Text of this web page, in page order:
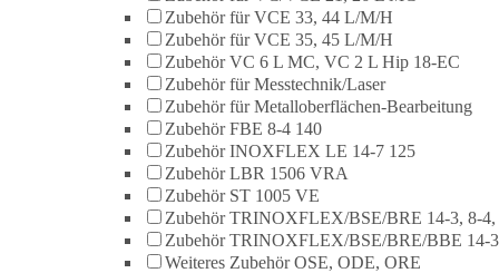
Zubehör für VCE 33, 44 L/M/H
Zubehör für VCE 35, 45 L/M/H
Zubehör VC 6 L MC, VC 2 L Hip 18-EC
Zubehör für Messtechnik/Laser
Zubehör für Metalloberflächen-Bearbeitung
Zubehör FBE 8-4 140
Zubehör INOXFLEX LE 14-7 125
Zubehör LBR 1506 VRA
Zubehör ST 1005 VE
Zubehör TRINOXFLEX/BSE/BRE 14-3, 8-
Zubehör TRINOXFLEX/BSE/BRE/BBE 14-3
Weiteres Zubehör OSE, ODE, ORE